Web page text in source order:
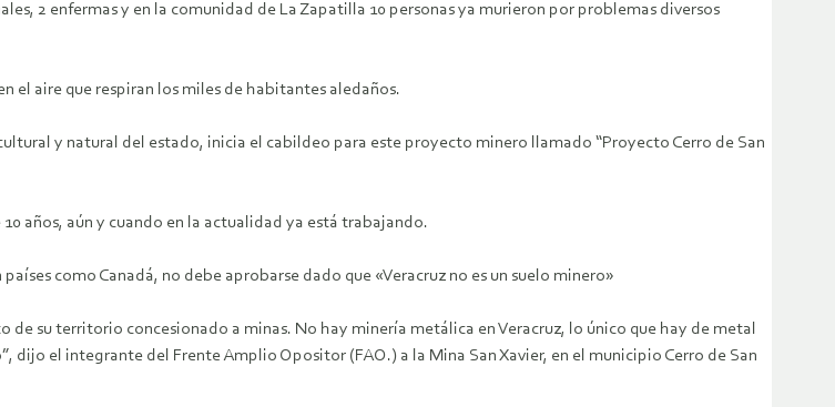
2 enfermas y en la comunidad de La Zapatilla 10 personas ya murieron por problemas diversos
el aire que respiran los miles de habitantes aledaños.
y natural del estado, inicia el cabildeo para este proyecto minero llamado “Proyecto Cerro de San
años, aún y cuando en la actualidad ya está trabajando.
como Canadá, no debe aprobarse dado que «Veracruz no es un suelo minero»
su territorio concesionado a minas. No hay minería metálica en Veracruz, lo único que hay de metal
dijo el integrante del Frente Amplio Opositor (FAO.) a la Mina San Xavier, en el municipio Cerro de San